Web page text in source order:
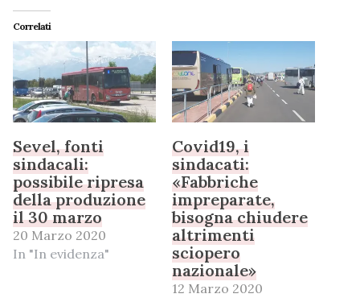
Correlati
Sevel, fonti
sindacali:
possibile ripresa
della produzione
il 30 marzo
20 Marzo 2020
In "In evidenza"
Covid19, i
sindacati:
«Fabbriche
impreparate,
bisogna chiudere
altrimenti
sciopero
nazionale»
12 Marzo 2020